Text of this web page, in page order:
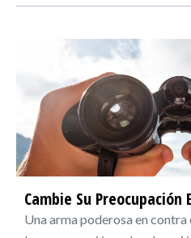
Cambie Su Preocupación
Una arma poderosa en